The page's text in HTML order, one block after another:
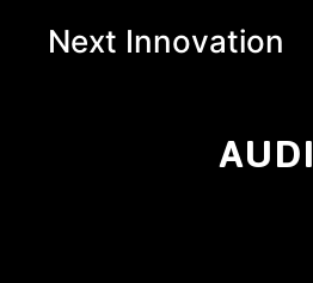
Next Innovation
AUDI